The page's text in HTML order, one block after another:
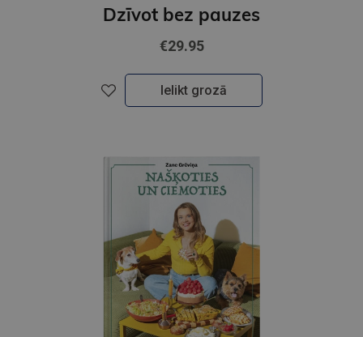
Dzīvot bez pauzes
€29.95
Ielikt grozā